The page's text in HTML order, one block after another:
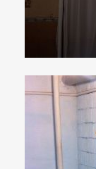
+38